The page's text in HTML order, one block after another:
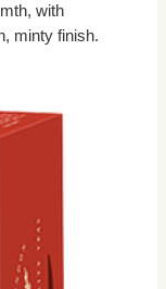
with
minty finish.